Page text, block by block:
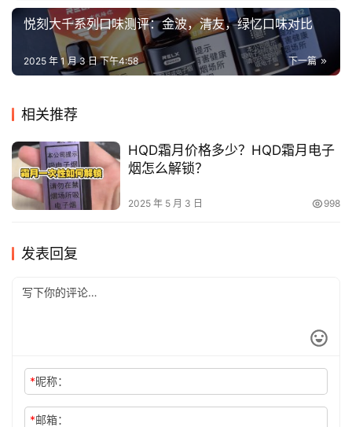
悦刻大千系列口味测评：金波，清友，绿忆口味对比
下一篇
2025 年 1 月 3 日 下午4:58
相关推荐
HQD霜月价格多少？HQD霜月电子
烟怎么解锁？
2025 年 5 月 3 日 998
发表回复
*昵称：
*邮箱：